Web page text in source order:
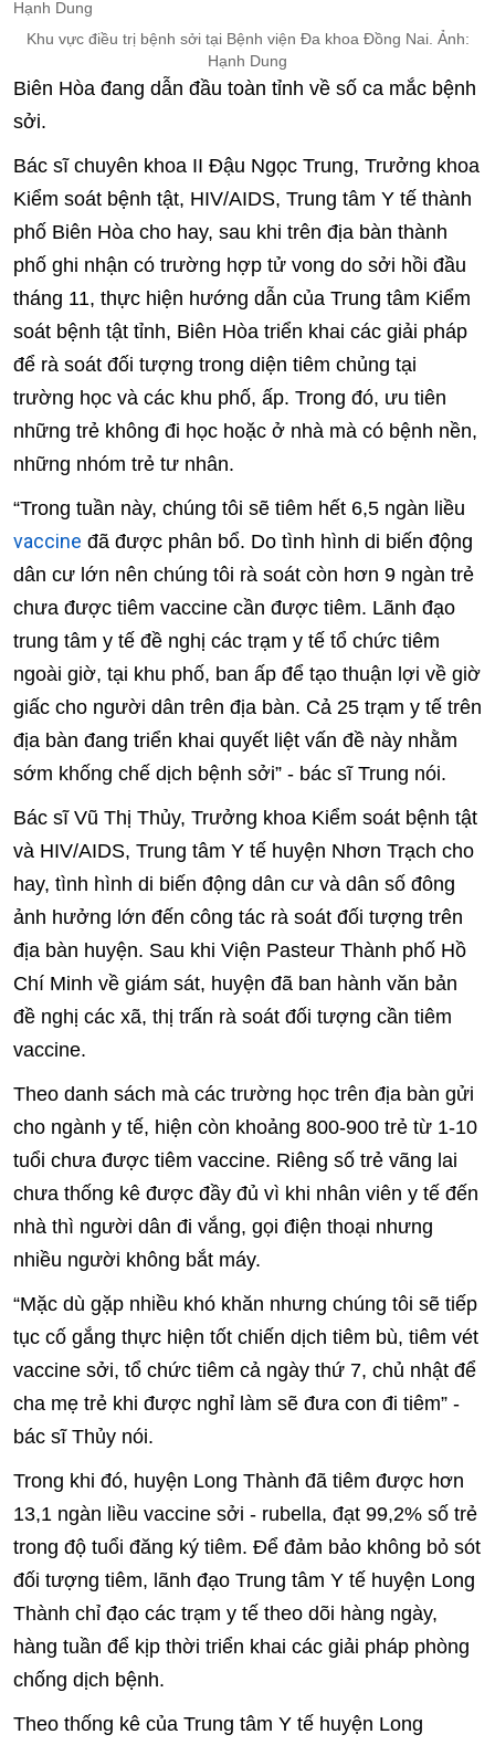
Khu vực điều trị bệnh sởi tại Bệnh viện Đa khoa Đồng Nai. Ảnh:
Hạnh Dung
Biên Hòa đang dẫn đầu toàn tỉnh về số ca mắc bệnh
sởi.
Bác sĩ chuyên khoa II Đậu Ngọc Trung, Trưởng khoa
Kiểm soát bệnh tật, HIV/AIDS, Trung tâm Y tế thành
phố Biên Hòa cho hay, sau khi trên địa bàn thành
phố ghi nhận có trường hợp tử vong do sởi hồi đầu
tháng 11, thực hiện hướng dẫn của Trung tâm Kiểm
soát bệnh tật tỉnh, Biên Hòa triển khai các giải pháp
để rà soát đối tượng trong diện tiêm chủng tại
trường học và các khu phố, ấp. Trong đó, ưu tiên
những trẻ không đi học hoặc ở nhà mà có bệnh nền,
những nhóm trẻ tư nhân.
“Trong tuần này, chúng tôi sẽ tiêm hết 6,5 ngàn liều
vaccine đã được phân bổ. Do tình hình di biến động
dân cư lớn nên chúng tôi rà soát còn hơn 9 ngàn trẻ
chưa được tiêm vaccine cần được tiêm. Lãnh đạo
trung tâm y tế đề nghị các trạm y tế tổ chức tiêm
ngoài giờ, tại khu phố, ban ấp để tạo thuận lợi về giờ
giấc cho người dân trên địa bàn. Cả 25 trạm y tế trên
địa bàn đang triển khai quyết liệt vấn đề này nhằm
sớm khống chế dịch bệnh sởi” - bác sĩ Trung nói.
Bác sĩ Vũ Thị Thủy, Trưởng khoa Kiểm soát bệnh tật
và HIV/AIDS, Trung tâm Y tế huyện Nhơn Trạch cho
hay, tình hình di biến động dân cư và dân số đông
ảnh hưởng lớn đến công tác rà soát đối tượng trên
địa bàn huyện. Sau khi Viện Pasteur Thành phố Hồ
Chí Minh về giám sát, huyện đã ban hành văn bản
đề nghị các xã, thị trấn rà soát đối tượng cần tiêm
vaccine.
Theo danh sách mà các trường học trên địa bàn gửi
cho ngành y tế, hiện còn khoảng 800-900 trẻ từ 1-10
tuổi chưa được tiêm vaccine. Riêng số trẻ vãng lai
chưa thống kê được đầy đủ vì khi nhân viên y tế đến
nhà thì người dân đi vắng, gọi điện thoại nhưng
nhiều người không bắt máy.
“Mặc dù gặp nhiều khó khăn nhưng chúng tôi sẽ tiếp
tục cố gắng thực hiện tốt chiến dịch tiêm bù, tiêm vét
vaccine sởi, tổ chức tiêm cả ngày thứ 7, chủ nhật để
cha mẹ trẻ khi được nghỉ làm sẽ đưa con đi tiêm” -
bác sĩ Thủy nói.
Trong khi đó, huyện Long Thành đã tiêm được hơn
13,1 ngàn liều vaccine sởi - rubella, đạt 99,2% số trẻ
trong độ tuổi đăng ký tiêm. Để đảm bảo không bỏ sót
đối tượng tiêm, lãnh đạo Trung tâm Y tế huyện Long
Thành chỉ đạo các trạm y tế theo dõi hàng ngày,
hàng tuần để kịp thời triển khai các giải pháp phòng
chống dịch bệnh.
Theo thống kê của Trung tâm Y tế huyện Long